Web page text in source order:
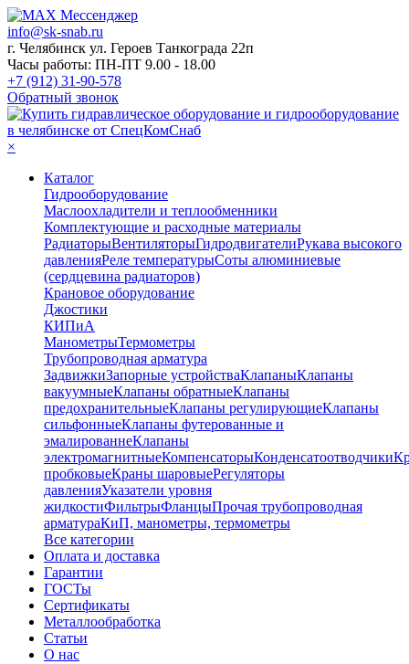
info@sk-snab.ru
г. Челябинск ул. Героев Танкограда 22п
Часы работы: ПН-ПТ 9.00 - 18.00
+7 (912) 31-90-578
Обратный звонок
×
Каталог
Гидрооборудование
Маслоохладители и теплообменники
Комплектующие и расходные материалы
РадиаторыВентиляторыГидродвигателиРукава высокого
давленияРеле температурыСоты алюминиевые
(сердцевина радиаторов)
Крановое оборудование
Джостики
КИПиА
МанометрыТермометры
Трубопроводная арматура
ЗадвижкиЗапорные устройстваКлапаныКлапаны
вакуумныеКлапаны обратныеКлапаны
предохранительныеКлапаны регулирующиеКлапаны
сильфонныеКлапаны футерованные и
эмалированнеКлапаны
электромагнитныеКомпенсаторыКонденсатоотводчики
пробковыеКраны шаровыеРегуляторы
давленияУказатели уровня
жидкостиФильтрыФланцыПрочая трубопроводная
арматураКиП, манометры, термометры
Все категории
Оплата и доставка
Гарантии
ГОСТы
Сертификаты
Металлообработка
Статьи
О нас